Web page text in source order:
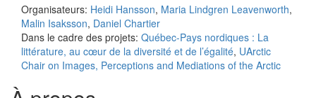
Organisateurs: Heidi Hansson, Maria Lindgren Leavenworth,
Malin Isaksson, Daniel Chartier
Dans le cadre des projets: Québec-Pays nordiques : La
littérature, au cœur de la diversité et de l’égalité, UArctic
Chair on Images, Perceptions and Mediations of the Arctic